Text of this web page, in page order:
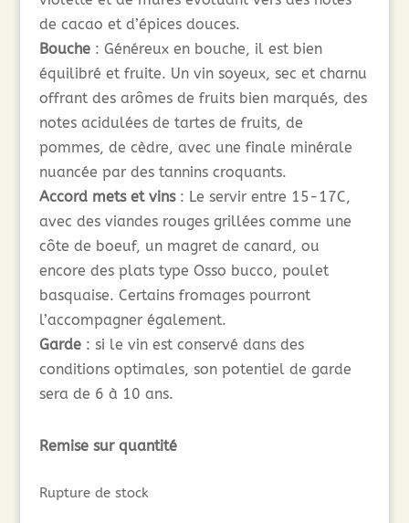
de cacao et d’épices douces.
Bouche: Généreux en bouche, il est bien
équilibré et fruite. Un vin soyeux, sec et charnu
offrant des arômes de fruits bien marqués, des
notes acidulées de tartes de fruits, de
pommes, de cèdre, avec une finale minérale
nuancée par des tannins croquants.
Accord mets et vins: Le servir entre 15-17C,
avec des viandes rouges grillées comme une
côte de boeuf, un magret de canard, ou
encore des plats type Osso bucco, poulet
basquaise. Certains fromages pourront
l’accompagner également.
Garde: si le vin est conservé dans des
conditions optimales, son potentiel de garde
sera de 6 à 10 ans.
Remise sur quantité
Rupture de stock